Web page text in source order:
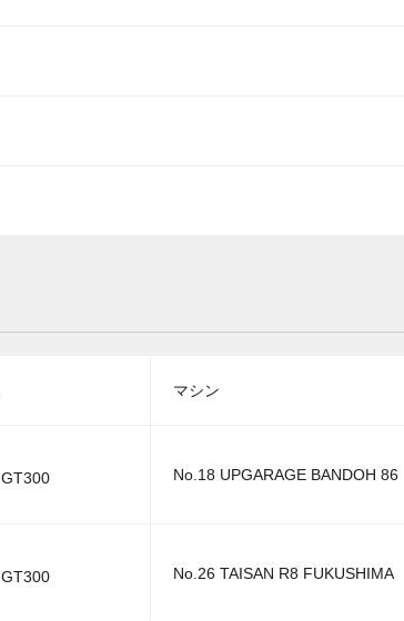
マシン
GT300 No.18 UPGARAGE BANDOH 86
GT300 No.26 TAISAN R8 FUKUSHIMA